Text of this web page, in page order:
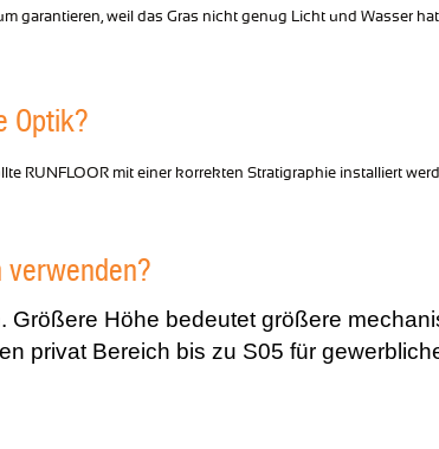
garantieren, weil das Gras nicht genug Licht und Wasser
Optik?
RUNFLOOR mit einer korrekten Stratigraphie installiert
verwenden?
Größere Höhe bedeutet größere
privat Bereich bis zu S05 für